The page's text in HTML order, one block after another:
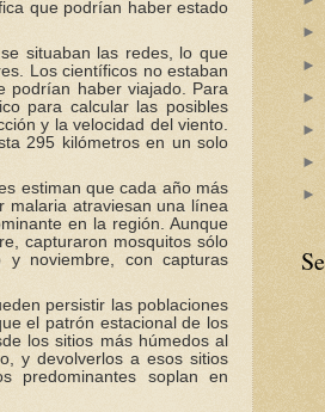
que podrían haber estado
situaban las redes, lo que
Los científicos no estaban
podrían haber viajado. Para
para calcular las posibles
y la velocidad del viento.
295 kilómetros en un solo
estiman que cada año más
malaria atraviesan una línea
en la región. Aunque
capturaron mosquitos sólo
noviembre, con capturas
persistir las poblaciones
el patrón estacional de los
los sitios más húmedos al
y devolverlos a esos sitios
predominantes soplan en
►
►
►
►
►
►